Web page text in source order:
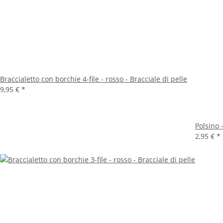
Braccialetto con borchie 4-file - rosso - Bracciale di pelle
9,95 € *
Polsino
2,95 € *